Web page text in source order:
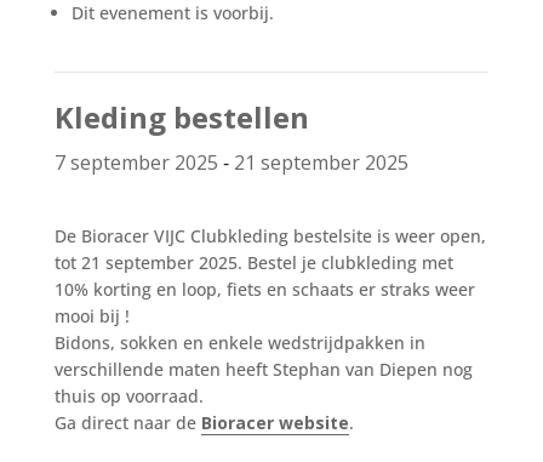
Dit evenement is voorbij.
Kleding bestellen
7 september 2025 - 21 september 2025
De Bioracer VIJC Clubkleding bestelsite is weer open,
tot 21 september 2025. Bestel je clubkleding met
10% korting en loop, fiets en schaats er straks weer
mooi bij !
Bidons, sokken en enkele wedstrijdpakken in
verschillende maten heeft Stephan van Diepen nog
thuis op voorraad.
Ga direct naar de Bioracer website.